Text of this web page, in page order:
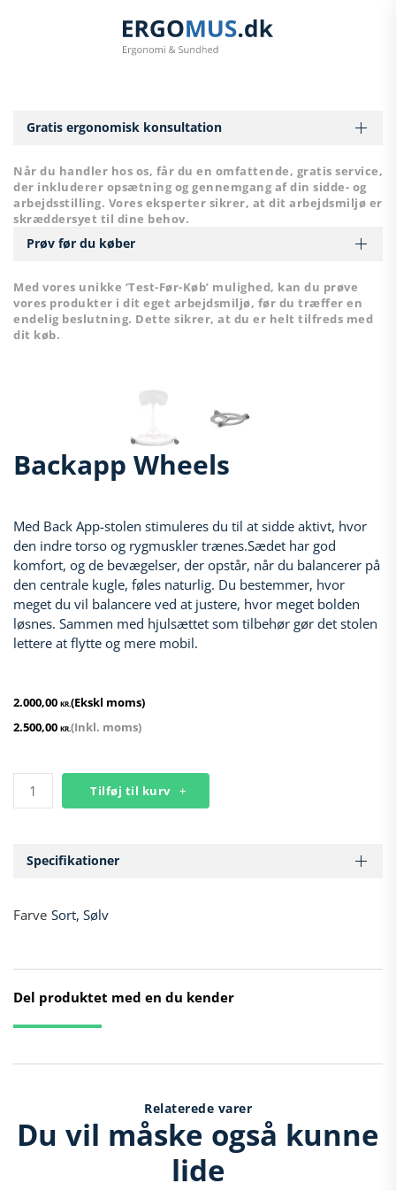
Skip to main content
Gratis ergonomisk konsultation
Når du handler hos os, får du en omfattende, gratis service,
der inkluderer opsætning og gennemgang af din sidde- og
arbejdsstilling. Vores eksperter sikrer, at dit arbejdsmiljø er
skræddersyet til dine behov.
Prøv før du køber
Med vores unikke ‘Test-Før-Køb’ mulighed, kan du prøve
vores produkter i dit eget arbejdsmiljø, før du træffer en
endelig beslutning. Dette sikrer, at du er helt tilfreds med
dit køb.
Backapp Wheels
Med Back App-stolen stimuleres du til at sidde aktivt, hvor
den indre torso og rygmuskler trænes.Sædet har god
komfort, og de bevægelser, der opstår, når du balancerer på
den centrale kugle, føles naturlig. Du bestemmer, hvor
meget du vil balancere ved at justere, hvor meget bolden
løsnes. Sammen med hjulsættet som tilbehør gør det stolen
lettere at flytte og mere mobil.
2.000,00 KR.(Ekskl moms)
2.500,00 KR.(Inkl. moms)
Backapp
Wheels
Tilføj til kurv
Specifikationer
Farve Sort, Sølv
Del produktet med en du kender
Relaterede varer
Du vil måske også kunne
lide